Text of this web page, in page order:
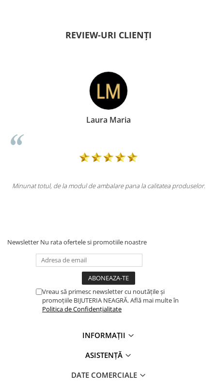
REVIEW-URI CLIENȚI
de ambalare pana la calitatea produselor. Totul la superlativ!
Newsletter Nu rata ofertele si promotiile noastre
Vreau să primesc newsletter cu noutățile și
promoțiile BIJUTERIA NEAGRĂ. Află mai multe în
Politica de Confidențialitate
INFORMAȚII
ASISTENȚĂ
DATE COMERCIALE